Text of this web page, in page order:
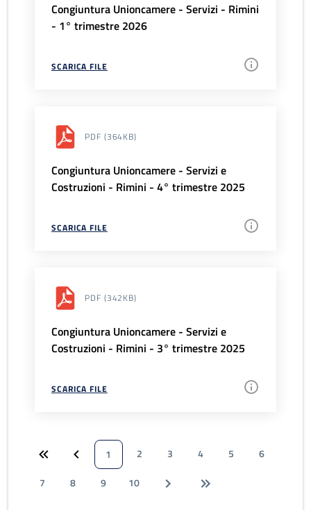
Congiuntura Unioncamere - Servizi - Rimini
- 1° trimestre 2026
SCARICA FILE
PDF (364KB)
Congiuntura Unioncamere - Servizi e
Costruzioni - Rimini - 4° trimestre 2025
SCARICA FILE
PDF (342KB)
Congiuntura Unioncamere - Servizi e
Costruzioni - Rimini - 3° trimestre 2025
SCARICA FILE
1 2 3 4 5
6
7
8 9 10